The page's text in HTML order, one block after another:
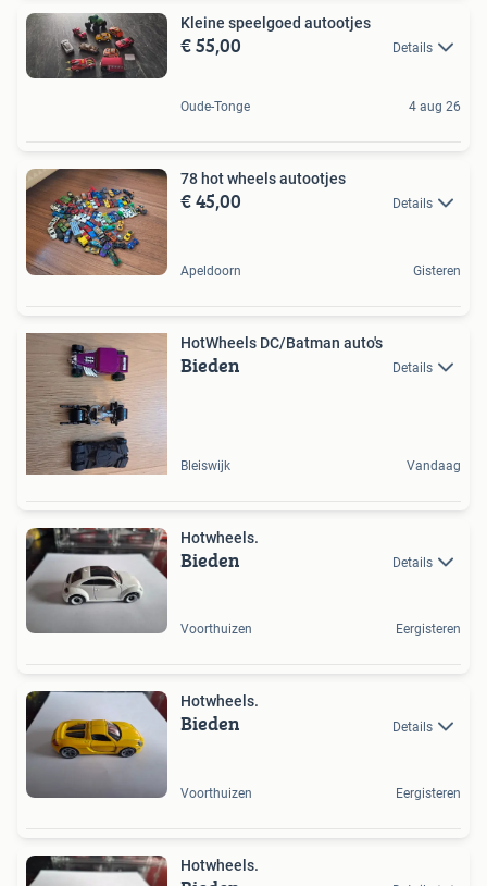
Kleine speelgoed autootjes
€ 55,00 Details
Oude-Tonge 4 aug 26
78 hot wheels autootjes
€ 45,00 Details
Apeldoorn Gisteren
HotWheels DC/Batman auto's
Bieden Details
Bleiswijk Vandaag
Hotwheels.
Bieden Details
Voorthuizen Eergisteren
Hotwheels.
Bieden Details
Voorthuizen Eergisteren
Hotwheels.